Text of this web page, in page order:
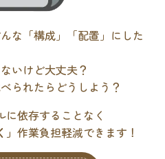
な「構成」「配置」にした
いけど大丈夫？
られたらどうしよう？
依存することなく
」作業負担軽減できます！